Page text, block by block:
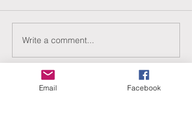
Write a comment...
Email Facebook